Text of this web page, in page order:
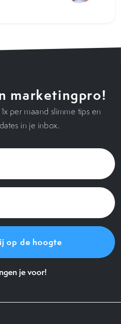
marketingpro!
per maand slimme tips en
in je inbox.
je voor!